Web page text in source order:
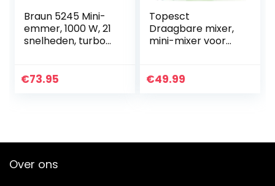
Braun 5245 Mini-
emmer, 1000 W, 21
snelheden, turbo-
4 accessoires
ml) wit
€73.95
Topesct
Draagbare mixer,
mini-mixer voor
sapcentrifuge
€49.99
Over ons